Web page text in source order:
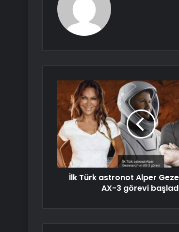
İlk Türk astronot Alper
AX-3 görevi